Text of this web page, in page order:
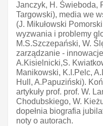
Janczyk, H. Świeboda,
Targowski), media we
(J. Mikułowski
wyzwania i problemy
M.S.Szczepański, W.
zarządzanie -
A.Kisielnicki,S.
Manikowski, K.I.Pelc,
Hull, A.Papuziński).
artykuły prof. prof. W.
Chodubskiego, W.
dopełnia biografia
noty o autorach.